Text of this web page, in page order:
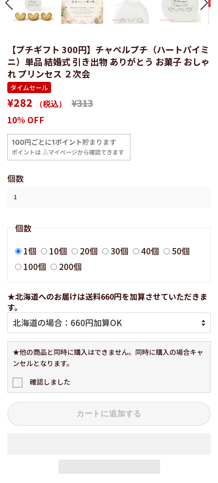
【プチギフト 300円】チャペルプチ（ハートパイミ
ニ）単品 結婚式 引き出物 ありがとう お菓子 おしゃ
れ プリンセス ２次会
タイムセール
通
格
¥282 （税込）
販
格
¥313
10% OFF
個数
個数
1個
10個 20個 30個 40個
50個
100個
200個
★北海道へのお届けは送料660円を加算させていただきま
す。
★他の商品と同時に購入はできません。同時に購入の場合キャ
ンセルとなります。
確認しました
カートに追加する